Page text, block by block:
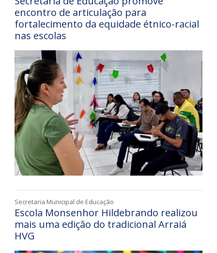
encontro de articulação para
fortalecimento da equidade étnico-racial
nas escolas
Secretaria Municipal de Educação
Escola Monsenhor Hildebrando realizou
mais uma edição do tradicional Arraiá
HVG